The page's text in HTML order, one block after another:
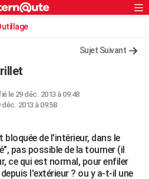
Sujet Suivant
le 29 déc. 2013 à 09:48
déc. 2013 à 09:58
bloquée de l'intérieur, dans le
pas possible de la tourner (il
ce qui est normal, pour enfiler
l'extérieur ? ou y a-t-il une